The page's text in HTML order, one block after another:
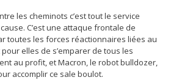
les cheminots c’est tout le service
C’est une attaque frontale de
toutes les forces réactionnaires liées au
pour elles de s’emparer de tous les
au profit, et Macron, le robot bulldozer,
accomplir ce sale boulot.